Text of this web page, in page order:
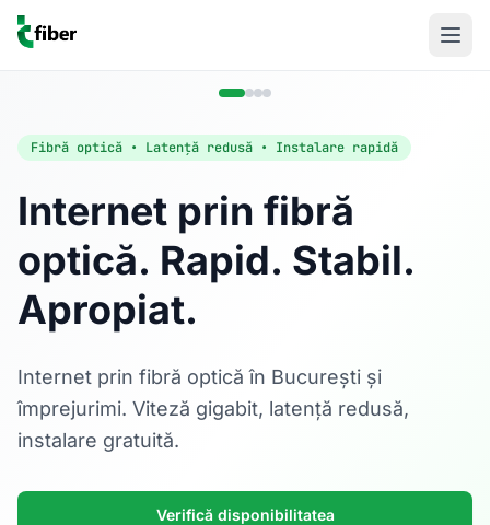
Fibră optică • Latență redusă • Instalare rapidă
Internet prin fibră
optică. Rapid. Stabil.
Apropiat.
Internet prin fibră optică în București și
împrejurimi. Viteză gigabit, latență redusă,
instalare gratuită.
Verifică disponibilitatea
Acasă
Internet Rezidențial
Fibră optică până la 1 Gbps, direct în casa ta.